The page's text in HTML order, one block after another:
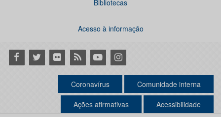
Bibliotecas
Acesso à informação
Facebook
Twitter Flickr RSS YoutubeInstagram
Coronavírus Comunidade interna
Ações afirmativas Acessibilidade